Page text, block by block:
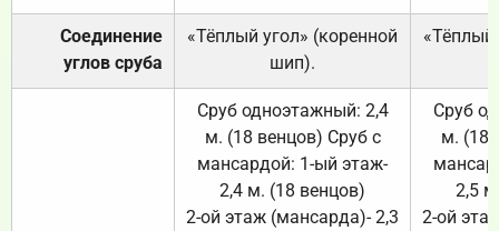
Соединение
углов сруба
«Тёплый угол» (коренной
шип).
«Тёплый
Сруб одноэтажный: 2,4
м. (18 венцов) Сруб с
мансардой: 1-ый этаж-
2,4 м. (18 венцов)
2-ой этаж (мансарда)- 2,3
Сруб
м. (18
2,5
2-ой